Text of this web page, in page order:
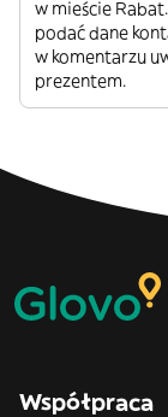
w mieście
podać dane
w komentarzu
prezentem.
Współpraca